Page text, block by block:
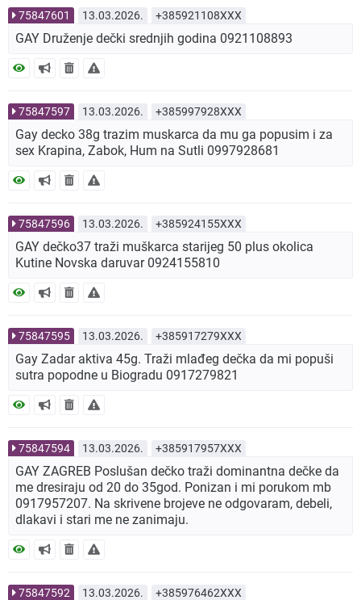
75847601 13.03.2026. +385921108XXX
GAY Druženje dečki srednjih godina 0921108893
75847597 13.03.2026. +385997928XXX
Gay decko 38g trazim muskarca da mu ga popusim i za
sex Krapina, Zabok, Hum na Sutli 0997928681
75847596 13.03.2026. +385924155XXX
GAY dečko37 traži muškarca starijeg 50 plus okolica
Kutine Novska daruvar 0924155810
75847595 13.03.2026. +385917279XXX
Gay Zadar aktiva 45g. Traži mlađeg dečka da mi popuši
sutra popodne u Biogradu 0917279821
75847594 13.03.2026. +385917957XXX
GAY ZAGREB Poslušan dečko traži dominantna dečke da
me dresiraju od 20 do 35god. Ponizan i mi porukom mb
0917957207. Na skrivene brojeve ne odgovaram, debeli,
dlakavi i stari me ne zanimaju.
75847592 13.03.2026. +385976462XXX